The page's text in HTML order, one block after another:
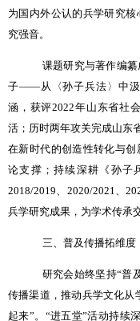
为国内外公认的兵学研究
究强音。
课题研究与著作编
子——从〈孙子兵法〉中
涵，获评2022年山东省社
活；历时两年攻关完成山东
在新时代的创造性转化与
论支撑；持续深耕《孙子
2018/2019、 2020/2021、
兵学研究成果，为学术传承
三、普及传播拓维度
研究会始终坚持“普
传播渠道，推动兵学文化从
起来”。 “进五堂”活动持续